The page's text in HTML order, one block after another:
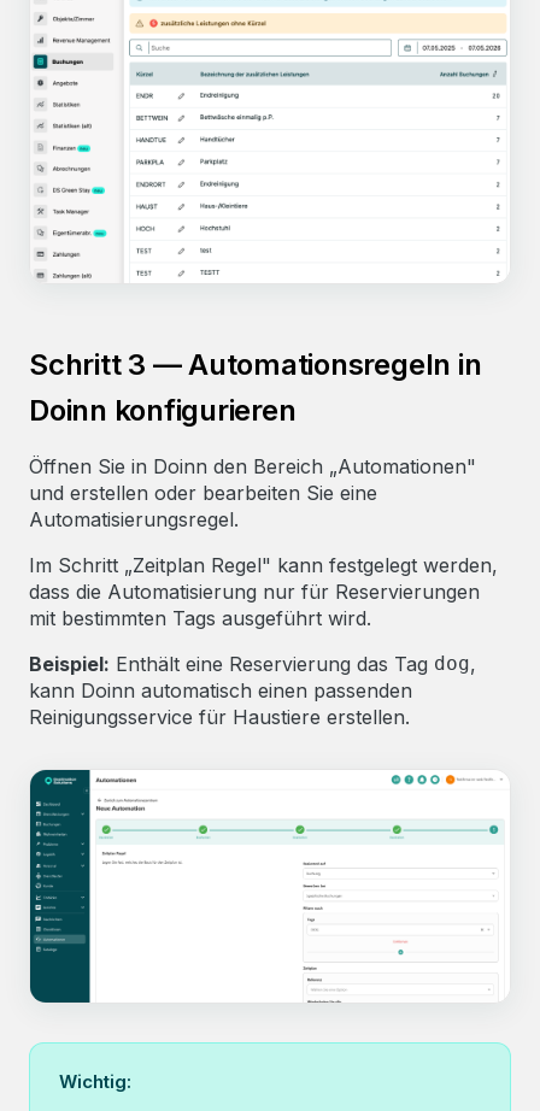
Schritt 3 — Automationsregeln in
Doinn konfigurieren
Öffnen Sie in Doinn den Bereich „Automationen"
und erstellen oder bearbeiten Sie eine
Automatisierungsregel.
Im Schritt „Zeitplan Regel" kann festgelegt werden,
dass die Automatisierung nur für Reservierungen
mit bestimmten Tags ausgeführt wird.
Beispiel: Enthält eine Reservierung das Tag dog,
kann Doinn automatisch einen passenden
Reinigungsservice für Haustiere erstellen.
Wichtig: